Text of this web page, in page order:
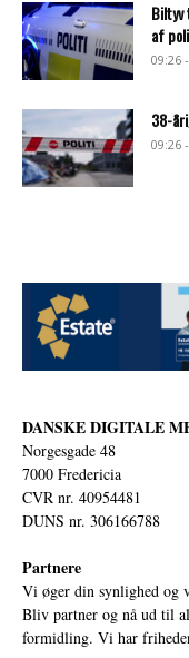
Biltyv
af
09:26
38-
09:26
DANSKE DIGITALE
Norgesgade 48
7000 Fredericia
CVR nr. 40954481
DUNS nr. 306166788
Partnere
Vi øger din synlighed og
Bliv partner og nå ud til
formidling. Vi har